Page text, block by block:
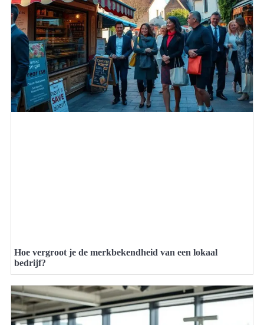
Hoe vergroot je de merkbekendheid van een lokaal
bedrijf?